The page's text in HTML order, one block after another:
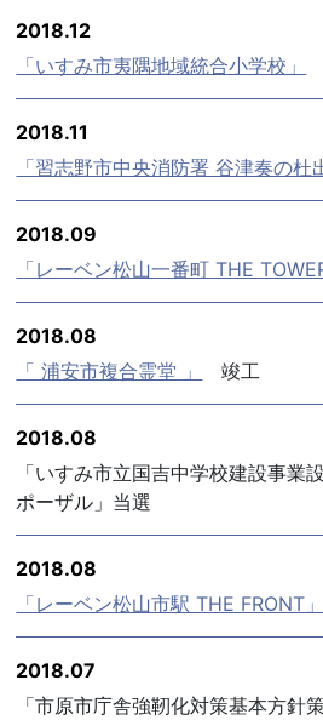
2018.12
「いすみ市夷隅地域統合小学校」
2018.11
「習志野市中央消防署 谷津奏の杜
2018.09
「レーベン松山一番町 THE
2018.08
「 浦安市複合霊堂 」
竣工
2018.08
「いすみ市立国吉中学校建設事業
ポーザル」当選
2018.08
「レーベン松山市駅 THE FRONT」
2018.07
「市原市庁舎強靭化対策基本方針